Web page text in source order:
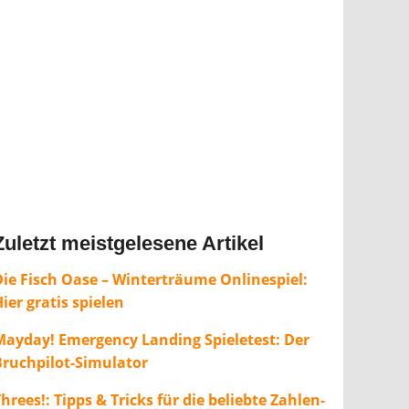
meistgelesene Artikel
Fisch Oase – Winterträume Onlinespiel:
gratis spielen
Emergency Landing Spieletest: Der
Simulator
Tipps & Tricks für die beliebte Zahlen-